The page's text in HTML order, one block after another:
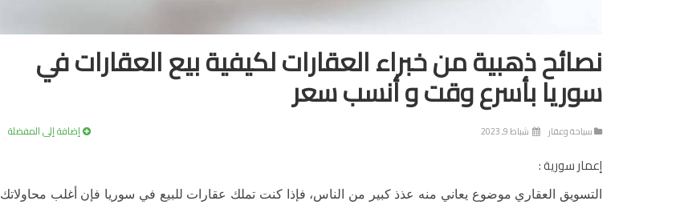
نصائح ذهبية من خبراء العقارات لكيفية بيع العقارات في
سوريا بأسرع وقت و أنسب سعر
سياحة وعقار شباط 9, 2023 إضافة إلى المفضلة
إعمار سورية :
التسويق العقاري موضوع يعاني منه عذذ كبير من الناس، فإذا كنت تملك عقارات للبيع في سوريا فإن أغلب محاولاتك